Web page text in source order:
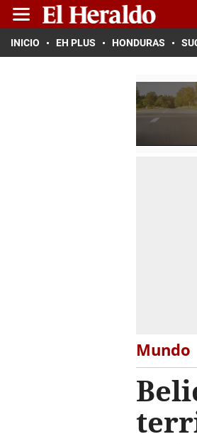
INICIO EH PLUS HONDURAS
Mundo